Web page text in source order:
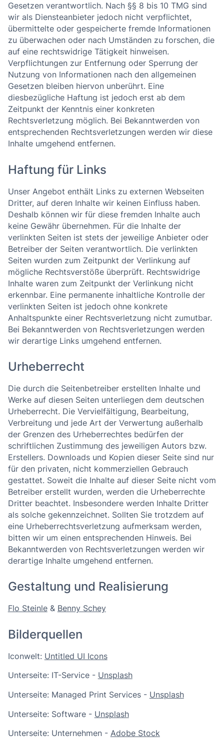
Gesetzen verantwortlich. Nach §§ 8 bis 10 TMG sind
wir als Diensteanbieter jedoch nicht verpflichtet,
übermittelte oder gespeicherte fremde Informationen
zu überwachen oder nach Umständen zu forschen, die
auf eine rechtswidrige Tätigkeit hinweisen.
Verpflichtungen zur Entfernung oder Sperrung der
Nutzung von Informationen nach den allgemeinen
Gesetzen bleiben hiervon unberührt. Eine
diesbezügliche Haftung ist jedoch erst ab dem
Zeitpunkt der Kenntnis einer konkreten
Rechtsverletzung möglich. Bei Bekanntwerden von
entsprechenden Rechtsverletzungen werden wir diese
Inhalte umgehend entfernen.
Haftung für Links
Unser Angebot enthält Links zu externen Webseiten
Dritter, auf deren Inhalte wir keinen Einfluss haben.
Deshalb können wir für diese fremden Inhalte auch
keine Gewähr übernehmen. Für die Inhalte der
verlinkten Seiten ist stets der jeweilige Anbieter oder
Betreiber der Seiten verantwortlich. Die verlinkten
Seiten wurden zum Zeitpunkt der Verlinkung auf
mögliche Rechtsverstöße überprüft. Rechtswidrige
Inhalte waren zum Zeitpunkt der Verlinkung nicht
erkennbar. Eine permanente inhaltliche Kontrolle der
verlinkten Seiten ist jedoch ohne konkrete
Anhaltspunkte einer Rechtsverletzung nicht zumutbar.
Bei Bekanntwerden von Rechtsverletzungen werden
wir derartige Links umgehend entfernen.
Urheberrecht
Die durch die Seitenbetreiber erstellten Inhalte und
Werke auf diesen Seiten unterliegen dem deutschen
Urheberrecht. Die Vervielfältigung, Bearbeitung,
Verbreitung und jede Art der Verwertung außerhalb
der Grenzen des Urheberrechtes bedürfen der
schriftlichen Zustimmung des jeweiligen Autors bzw.
Erstellers. Downloads und Kopien dieser Seite sind nur
für den privaten, nicht kommerziellen Gebrauch
gestattet. Soweit die Inhalte auf dieser Seite nicht vom
Betreiber erstellt wurden, werden die Urheberrechte
Dritter beachtet. Insbesondere werden Inhalte Dritter
als solche gekennzeichnet. Sollten Sie trotzdem auf
eine Urheberrechtsverletzung aufmerksam werden,
bitten wir um einen entsprechenden Hinweis. Bei
Bekanntwerden von Rechtsverletzungen werden wir
derartige Inhalte umgehend entfernen.
Gestaltung und Realisierung
Flo Steinle& Benny Schey
Bilderquellen
Iconwelt: Untitled UI Icons
Unterseite: IT-Service - Unsplash
Unterseite: Managed Print Services - Unsplash
Unterseite: Software - Unsplash
Unterseite: Unternehmen - Adobe Stock